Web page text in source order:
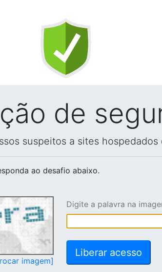
de
suspeitos a sites hospedados
ao desafio abaixo.
imagem]
Digite a palavra na